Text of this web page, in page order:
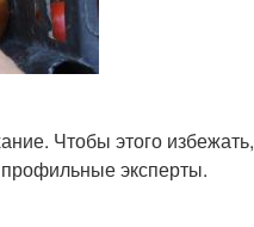
Чтобы этого избежать,
эксперты.